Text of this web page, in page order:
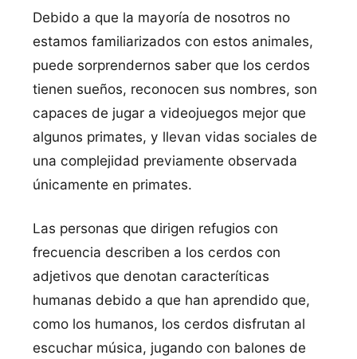
Debido a que la mayorí­a de nosotros no
estamos familiarizados con estos animales,
puede sorprendernos saber que los cerdos
tienen sueños, reconocen sus nombres, son
capaces de jugar a videojuegos mejor que
algunos primates, y llevan vidas sociales de
una complejidad previamente observada
únicamente en primates.
Las personas que dirigen refugios con
frecuencia describen a los cerdos con
adjetivos que denotan caracterí­ticas
humanas debido a que han aprendido que,
como los humanos, los cerdos disfrutan al
escuchar música, jugando con balones de